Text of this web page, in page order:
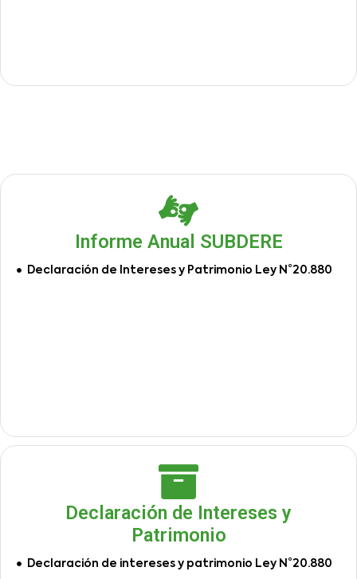
Informe Anual SUBDERE
Declaración de Intereses y Patrimonio Ley N°20.880
Declaración de Intereses y
Patrimonio
Declaración de intereses y patrimonio Ley N°20.880